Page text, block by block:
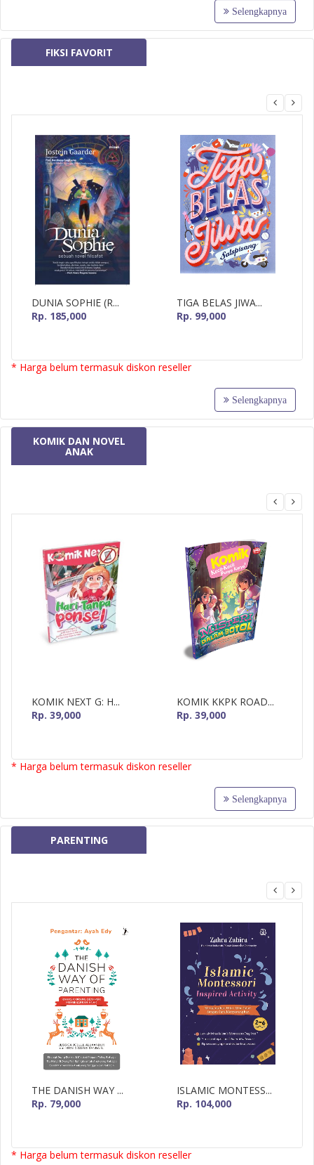
Selengkapnya
FIKSI FAVORIT
DUNIA SOPHIE (R...
Rp. 185,000
TIGA BELAS JIWA...
Rp. 99,000
* Harga belum termasuk diskon reseller
Selengkapnya
KOMIK DAN NOVEL
ANAK
KOMIK NEXT G: H...
Rp. 39,000
KOMIK KKPK ROAD...
Rp. 39,000
* Harga belum termasuk diskon reseller
Selengkapnya
PARENTING
THE DANISH WAY ...
Rp. 79,000
ISLAMIC MONTESS...
Rp. 104,000
* Harga belum termasuk diskon reseller